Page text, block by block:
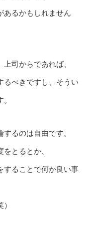
あるかもしれません
司からであれば、
るべきですし、そうい
るのは自由です。
とるとか、
することで何か良い事